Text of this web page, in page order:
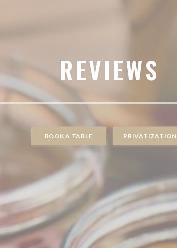
REVIEWS
BOOK A TABLE PRIVATIZATION